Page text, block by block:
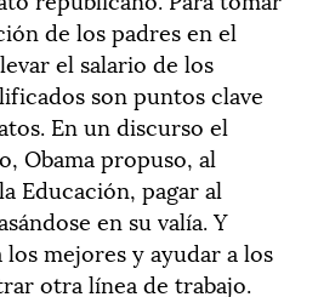
de los padres en el
el salario de los
son puntos clave
En un discurso el
Obama propuso, al
Educación, pagar al
en su valía. Y
mejores y ayudar a los
otra línea de trabajo.